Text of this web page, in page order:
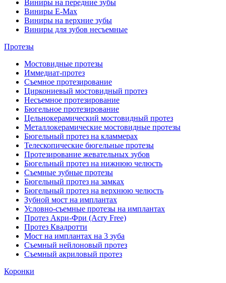
Виниры на передние зубы
Виниры E-Max
Виниры на верхние зубы
Виниры для зубов несъемные
Протезы
Мостовидные протезы
Иммедиат-протез
Съемное протезирование
Циркониевый мостовидный протез
Несъемное протезирование
Бюгельное протезирование
Цельнокерамический мостовидный протез
Металлокерамические мостовидные протезы
Бюгельный протез на кламмерах
Телескопические бюгельные протезы
Протезирование жевательных зубов
Бюгельный протез на нижнюю челюсть
Съемные зубные протезы
Бюгельный протез на замках
Бюгельный протез на верхнюю челюсть
Зубной мост на имплантах
Условно-съемные протезы на имплантах
Протез Акри-Фри (Acry Free)
Протез Квадротти
Мост на имплантах на 3 зуба
Съемный нейлоновый протез
Съемный акриловый протез
Коронки